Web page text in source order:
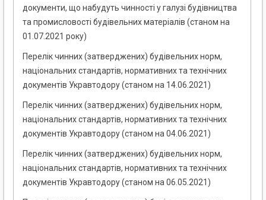
документи, що набудуть чинності у галузі будівництва
та промисловості будівельних матеріалів (станом на
01.07.2021 року)
Перелік чинних (затверджених) будівельних норм,
національних стандартів, нормативних та технічних
документів Укравтодору (станом на 14.06.2021)
Перелік чинних (затверджених) будівельних норм,
національних стандартів, нормативних та технічних
документів Укравтодору (станом на 04.06.2021)
Перелік чинних (затверджених) будівельних норм,
національних стандартів, нормативних та технічних
документів Укравтодору (станом на 06.05.2021)